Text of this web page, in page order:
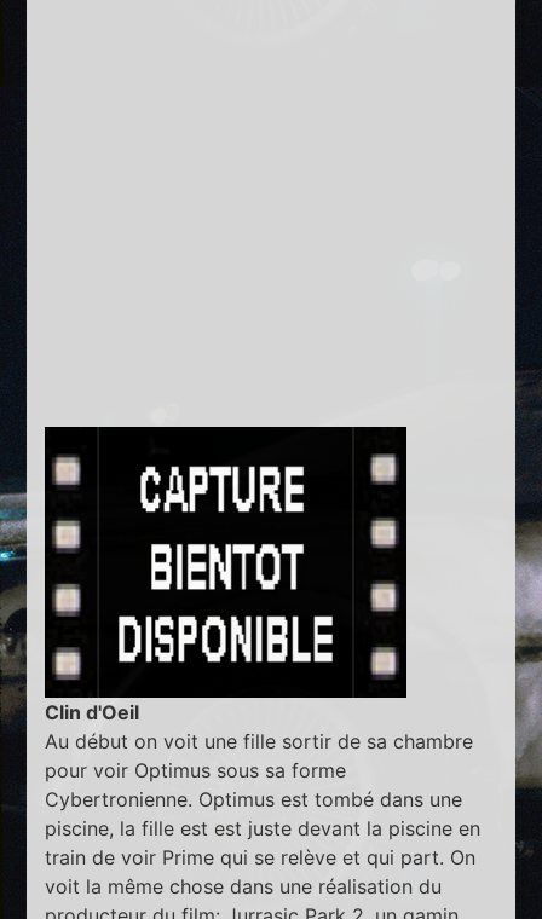
Clin d'Oeil
Au début on voit une fille sortir de sa chambre
pour voir Optimus sous sa forme
Cybertronienne. Optimus est tombé dans une
piscine, la fille est est juste devant la piscine en
train de voir Prime qui se relève et qui part. On
voit la même chose dans une réalisation du